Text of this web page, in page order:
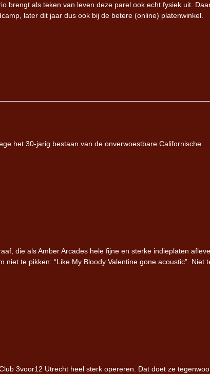
brengt als teken van leven deze parel ook echt fysiek uit.
later dit jaar dus ook bij de betere (online) platenwinkel.
het 30-jarig bestaan van de onverwoestbare Californische
die als Amber Arcades hele fijne en sterke indieplaten
te pikken: “Like My Bloody Valentine gone acoustic”. Niet
3voor12 Utrecht heel sterk opereren. Dat doet ze